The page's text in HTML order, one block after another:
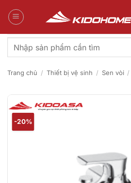
qua
Tìm
kiếm:
Trang chủ / Thiết bị vệ sinh / Sen vòi /
-20%